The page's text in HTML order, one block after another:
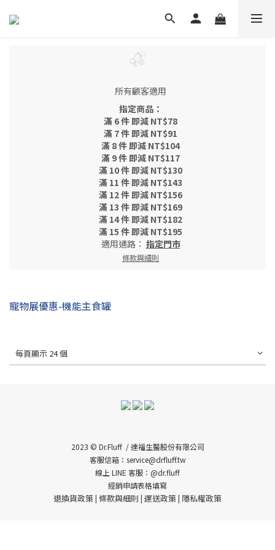
所有顧客適用
指定商品：
滿 6 件 即減 NT$78
滿 7 件 即減 NT$91
滿 8 件 即減 NT$104
滿 9 件 即減 NT$117
滿 10 件 即減 NT$130
滿 11 件 即減 NT$143
滿 12 件 即減 NT$156
滿 13 件 即減 NT$169
滿 14 件 即減 NT$182
滿 15 件 即減 NT$195
適用通路： 指定門市
條款與細則
寵物展優惠-機能主食罐
每頁顯示 24 個
2023 © Dr.Fluff / 達福生醫股份有限公司
客服信箱：service@drfluff.tw
線上 LINE 客服：@dr.fluff
經銷申請表格填寫
退換貨政策| 條款與細則 | 運送政策| 隱私權政策